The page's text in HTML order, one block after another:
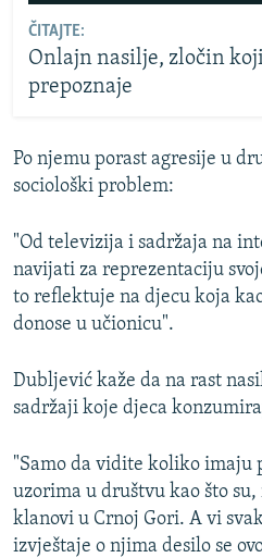
ČITAJTE:
Onlajn nasilje, zločin
prepoznaje
Po njemu porast agresije u
sociološki problem:
"Od televizija i sadržaja na
navijati za reprezentaciju
to reflektuje na djecu koja
donose u učionicu".
Dubljević kaže da na rast
sadržaji koje djeca
"Samo da vidite koliko imaju
uzorima u društvu kao što
klanovi u Crnoj Gori. A vi
izvještaje o njima desilo se